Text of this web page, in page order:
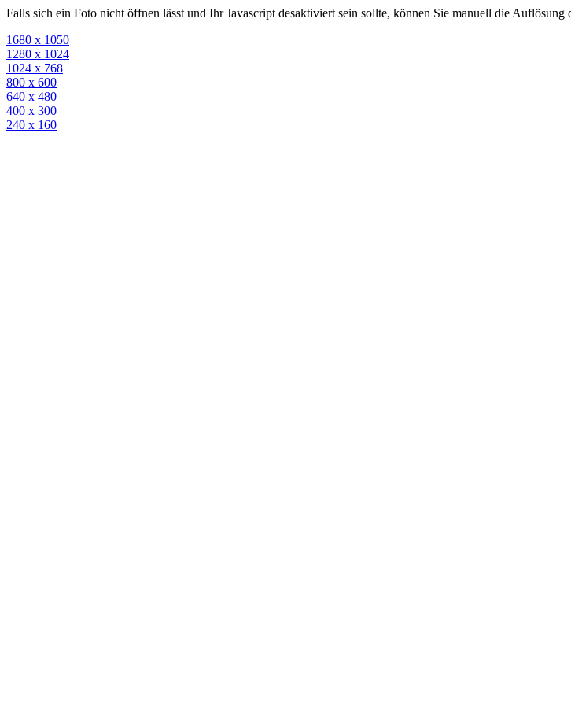
Falls sich ein Foto nicht öffnen lässt und Ihr Javascript desaktiviert sein sollte, können Sie manuell die Auflösung
1680 x 1050
1280 x 1024
1024 x 768
800 x 600
640 x 480
400 x 300
240 x 160